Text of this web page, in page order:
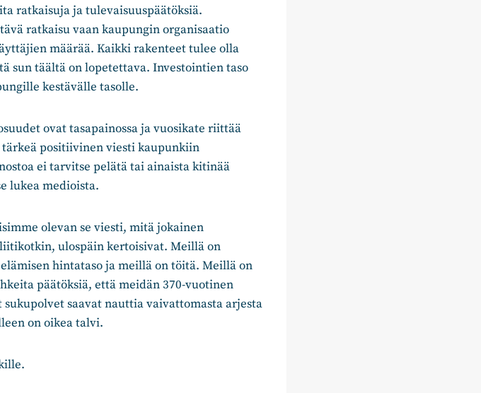
ratkaisuja ja tulevaisuuspäätöksiä.
ratkaisu vaan kaupungin organisaatio
määrää. Kaikki rakenteet tulee olla
sun täältä on lopetettava. Investointien taso
kestävälle tasolle.
ovat tasapainossa ja vuosikate riittää
positiivinen viesti kaupunkiin
ei tarvitse pelätä tai ainaista kitinää
lukea medioista.
olevan se viesti, mitä jokainen
ulospäin kertoisivat. Meillä on
hintataso ja meillä on töitä. Meillä on
päätöksiä, että meidän 370-vuotinen
saavat nauttia vaivattomasta arjesta
on oikea talvi.